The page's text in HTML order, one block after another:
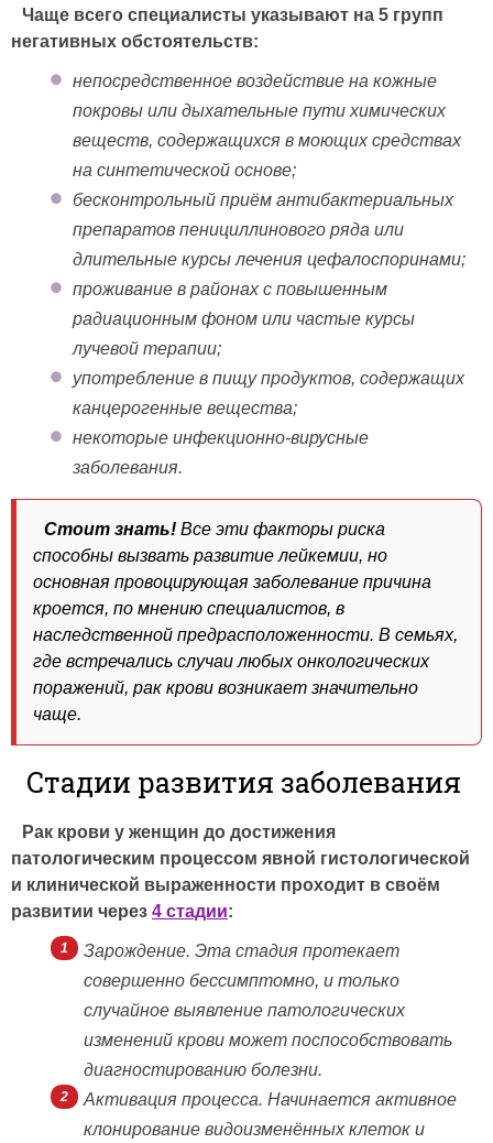
Чаще всего специалисты указывают на 5 групп
негативных обстоятельств:
непосредственное воздействие на кожные
покровы или дыхательные пути химических
веществ, содержащихся в моющих средствах
на синтетической основе;
бесконтрольный приём антибактериальных
препаратов пенициллинового ряда или
длительные курсы лечения цефалоспоринами;
проживание в районах с повышенным
радиационным фоном или частые курсы
лучевой терапии;
употребление в пищу продуктов, содержащих
канцерогенные вещества;
некоторые инфекционно-вирусные
заболевания.
Стоит знать! Все эти факторы риска
способны вызвать развитие лейкемии, но
основная провоцирующая заболевание причина
кроется, по мнению специалистов, в
наследственной предрасположенности. В семьях,
где встречались случаи любых онкологических
поражений, рак крови возникает значительно
чаще.
Стадии развития заболевания
Рак крови у женщин до достижения
патологическим процессом явной гистологической
и клинической выраженности проходит в своём
развитии через 4 стадии:
Зарождение. Эта стадия протекает
совершенно бессимптомно, и только
случайное выявление патологических
изменений крови может поспособствовать
диагностированию болезни.
Активация процесса. Начинается активное
клонирование видоизменённых клеток и